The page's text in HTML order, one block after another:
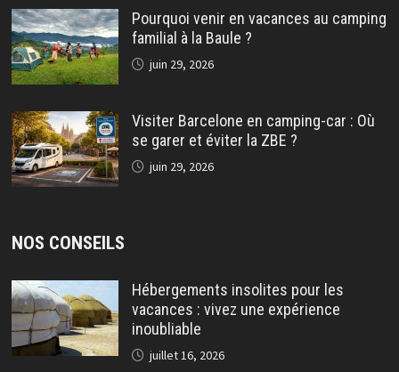
Pourquoi venir en vacances au camping
familial à la Baule ?
juin 29, 2026
Visiter Barcelone en camping-car : Où
se garer et éviter la ZBE ?
juin 29, 2026
NOS CONSEILS
Hébergements insolites pour les
vacances : vivez une expérience
inoubliable
juillet 16, 2026